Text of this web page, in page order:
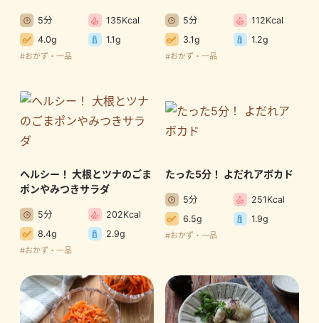
5分
135Kcal
4.0g
1.1g
#おかず・一品
5分
112Kcal
3.1g
1.2g
#おかず・一品
ヘルシー！ 大根とツナのごま
ポンやみつきサラダ
5分
202Kcal
8.4g
2.9g
#おかず・一品
たった5分！ よだれアボカド
5分
251Kcal
6.5g
1.9g
#おかず・一品